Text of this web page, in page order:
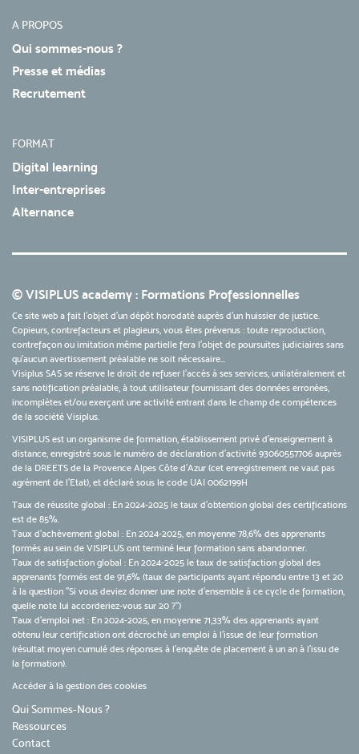
A PROPOS
Qui sommes-nous ?
Presse et médias
Recrutement
FORMAT
Digital learning
Inter-entreprises
Alternance
© VISIPLUS academy : Formations Professionnelles
Ce site web a fait l'objet d'un dépôt horodaté auprès d'un huissier de justice.
Copieurs, contrefacteurs et plagieurs, vous êtes prévenus : toute reproduction,
contrefaçon ou imitation même partielle fera l'objet de poursuites judiciaires sans
qu’aucun avertissement préalable ne soit nécessaire...
Visiplus SAS se réserve le droit de refuser l'accès à ses services, unilatéralement et
sans notification préalable, à tout utilisateur fournissant des données erronées,
incomplètes et/ou exerçant une activité entrant dans le champ de compétences
de la société Visiplus.
VISIPLUS est un organisme de formation, établissement privé d’enseignement à
distance, enregistré sous le numéro de déclaration d’activité 93060557706 auprès
de la DREETS de la Provence Alpes Côte d’Azur (cet enregistrement ne vaut pas
agrément de l’Etat), et déclaré sous le code UAI 0062199H
Taux de réussite global : En 2024-2025 le taux d'obtention global des certifications
est de 85%.
Taux d’achèvement global : En 2024-2025, en moyenne 78,6% des apprenants
formés au sein de VISIPLUS ont terminé leur formation sans abandonner.
Taux de satisfaction global : En 2024-2025 le taux de satisfaction global des
apprenants formés est de 91,6% (taux de participants ayant répondu entre 13 et 20
à la question "Si vous deviez donner une note d’ensemble à ce cycle de formation,
quelle note lui accorderiez-vous sur 20 ?")
Taux d’emploi net : En 2024-2025, en moyenne 71,33% des apprenants ayant
obtenu leur certification ont décroché un emploi à l'issue de leur formation
(résultat moyen cumulé des réponses à l'enquête de placement à un an à l'issu de
la formation).
Accéder à la gestion des cookies
Qui Sommes-Nous ?
Ressources
Contact